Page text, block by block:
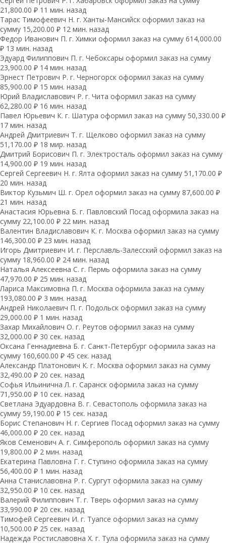
21,800.00 ₽ 11 мин. назад
Тарас Тимофеевич Н. г. Ханты-Мансийск оформил заказ на
сумму 15,200.00 ₽ 12 мин. назад
Федор Иванович П. г. Химки оформил заказ на сумму 614,000.00
₽ 13 мин. назад
Эдуард Филиппович П. г. Чебоксары оформил заказ на сумму
23,900.00 ₽ 14 мин. назад
Эрнест Петрович Р. г. Черногорск оформил заказ на сумму
85,900.00 ₽ 15 мин. назад
Юрий Владиславович Р. г. Чита оформил заказ на сумму
62,280.00 ₽ 16 мин. назад
Павел Юрьевич К. г. Шатура оформил заказ на сумму 50,330.00 ₽
17 мин. назад
Андрей Дмитриевич Т. г. Щелково оформил заказ на сумму
51,170.00 ₽ 18 мир. назад
Дмитрий Борисович П. г. Электросталь оформил заказ на сумму
14,900.00 ₽ 19 мин. назад
Сергей Сергеевич Н. г. Ялта оформил заказ на сумму 51,170.00 ₽
20 мин. назад
Виктор Кузьмич Ш. г. Орел оформил заказ на сумму 87,600.00 ₽
21 мин. назад
Анастасия Юрьевна Б. г. Павловский Посад оформила заказ на
сумму 22,100.00 ₽ 22 мин. назад
Валентин Владиславович К. г. Москва оформил заказ на сумму
146,300.00 ₽ 23 мин. назад
Игорь Дмитриевич И. г. Перславль-Залесский оформил заказ на
сумму 18,960.00 ₽ 24 мин. назад
Наталья Алексеевна С. г. Пермь оформила заказ на сумму
47,970.00 ₽ 25 мин. назад
Лариса Максимовна П. г. Москва оформила заказ на сумму
193,080.00 ₽ 3 мин. назад
Андрей Николаевич П. г. Подольск оформил заказ на сумму
29,000.00 ₽ 1 мин. назад
Захар Михайлович О. г. Реутов оформил заказ на сумму
32,000.00 ₽ 30 сек. назад
Оксана Геннадиевна Б. г. Санкт-Петербург оформила заказ на
сумму 160,600.00 ₽ 45 сек. назад
Александр Платонович К. г. Москва оформил заказ на сумму
32,490.00 ₽ 20 сек. назад
Софья Ильинична Л. г. Саранск оформила заказ на сумму
71,950.00 ₽ 10 сек. назад
Светлана Эдуардовна В. г. Севастополь оформила заказ на
сумму 59,190.00 ₽ 15 сек. назад
Борис Степанович Н. г. Сергиев Посад оформил заказ на сумму
46,000.00 ₽ 20 сек. назад
Яков Семенович А. г. Симферополь оформил заказ на сумму
19,800.00 ₽ 2 мин. назад
Екатерина Павловна Г. г. Ступино оформила заказ на сумму
56,400.00 ₽ 1 мин. назад
Анна Станиславовна Р. г. Сургут оформила заказ на сумму
32,950.00 ₽ 10 сек. назад
Валерий Филиппович Т. г. Тверь оформил заказ на сумму
33,990.00 ₽ 20 сек. назад
Тимофей Сергеевич И. г. Туапсе оформил заказ на сумму
10,500.00 ₽ 25 сек. назад
Надежда Ростиславовна Х. г. Тула оформила заказ на сумму